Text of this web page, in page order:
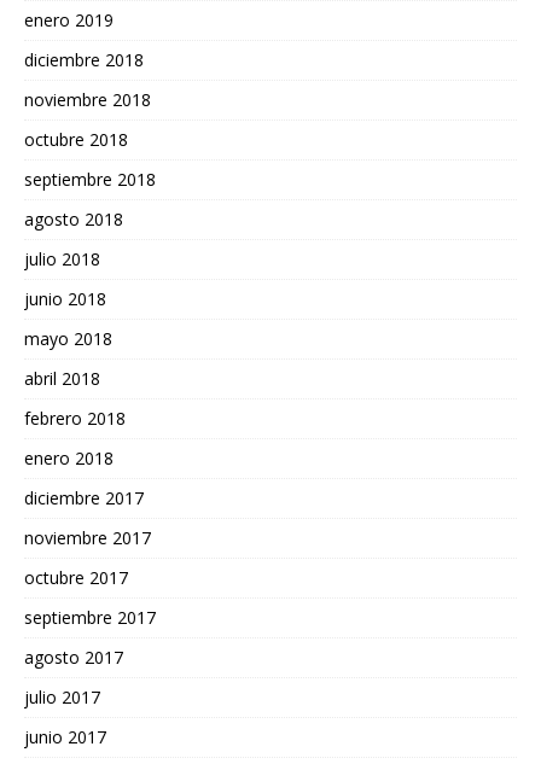
enero 2019
diciembre 2018
noviembre 2018
octubre 2018
septiembre 2018
agosto 2018
julio 2018
junio 2018
mayo 2018
abril 2018
febrero 2018
enero 2018
diciembre 2017
noviembre 2017
octubre 2017
septiembre 2017
agosto 2017
julio 2017
junio 2017